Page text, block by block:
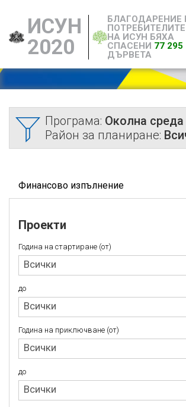
ИСУН
2020
БЛАГОДАРЕНИЕ
ПОТРЕБИТЕЛИТЕ
НА ИСУН БЯХА
СПАСЕНИ 77 295
ДЪРВЕТА
Програма: Околна среда
Район за планиране:
Финансово изпълнение
Проекти
Година на стартиране (от)
Всички
Година
на
стартиране
до
Всички
до
Година на приключване (от)
Всички
Година
на
приключване
до
Всички
до